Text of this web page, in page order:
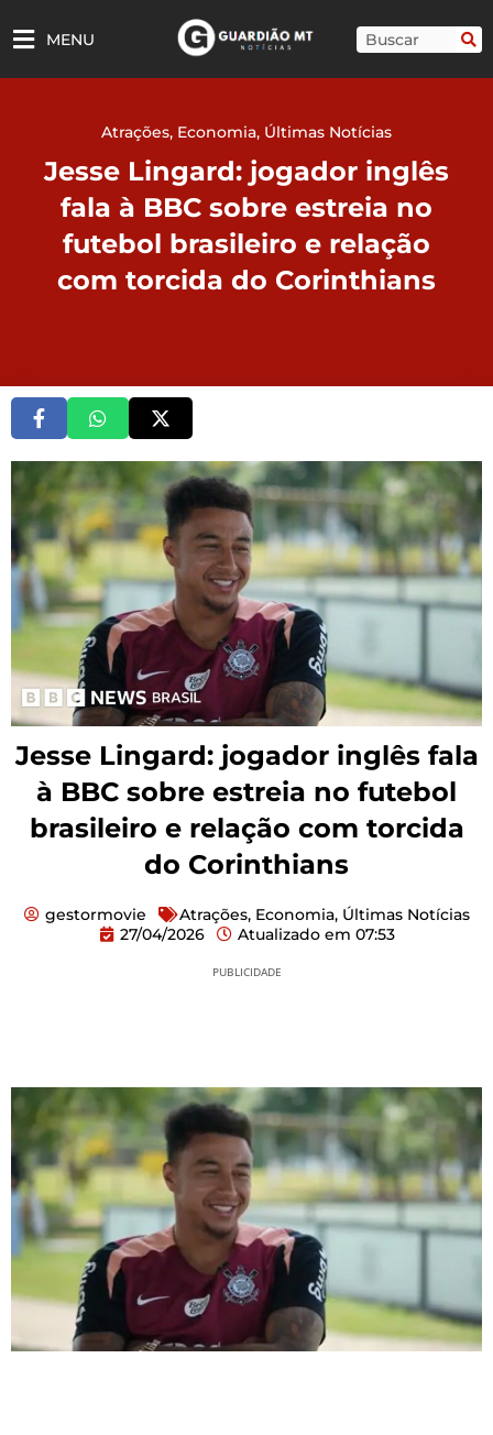
para
MENU Pesquisar
Atrações, Economia, Últimas Notícias
Jesse Lingard: jogador inglês
fala à BBC sobre estreia no
futebol brasileiro e relação
com torcida do Corinthians
Jesse Lingard: jogador inglês fala
à BBC sobre estreia no futebol
brasileiro e relação com torcida
do Corinthians
gestormovie Atrações, Economia, Últimas Notícias
27/04/2026
Atualizado em 07:53
PUBLICIDADE